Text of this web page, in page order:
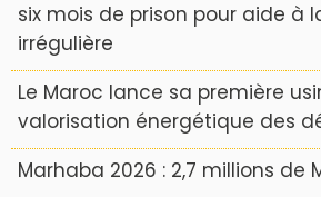
six mois de prison pour aide à
irrégulière
Le Maroc lance sa première
valorisation énergétique des
Marhaba 2026 : 2,7 millions de